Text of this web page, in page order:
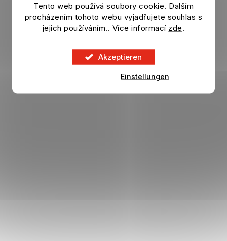
Tento web používá soubory cookie. Dalším
procházením tohoto webu vyjadřujete souhlas s
jejich používáním.. Více informací zde.
Akzeptieren
Einstellungen
Auf Lager